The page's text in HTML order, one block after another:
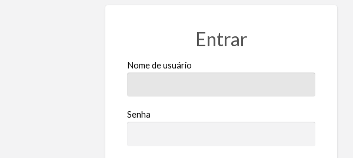
Entrar
Nome de usuário
Senha